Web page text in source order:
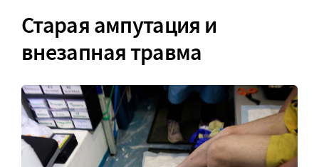
Старая ампутация и
внезапная травма